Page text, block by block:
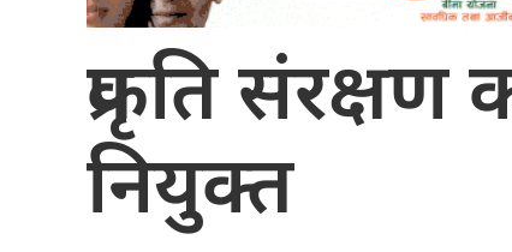
प्रकृति
नियुक्त